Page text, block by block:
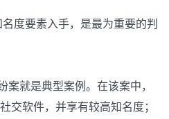
要素入手，是最为重要的判
就是典型案例。在该案中，
交软件，并享有较高知名度；